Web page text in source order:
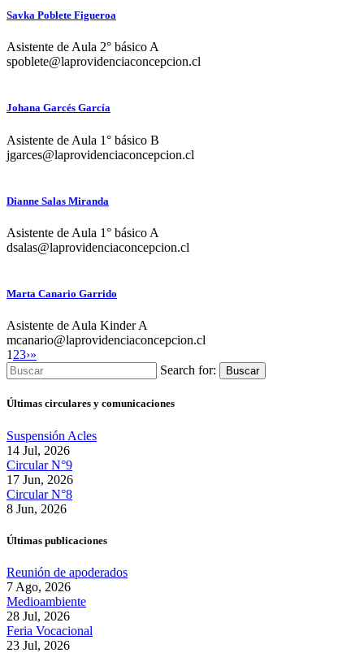
Savka Poblete Figueroa
Asistente de Aula 2° básico A
spoblete@laprovidenciaconcepcion.cl
Johana Garcés García
Asistente de Aula 1° básico B
jgarces@laprovidenciaconcepcion.cl
Dianne Salas Miranda
Asistente de Aula 1° básico A
dsalas@laprovidenciaconcepcion.cl
Marta Canario Garrido
Asistente de Aula Kinder A
mcanario@laprovidenciaconcepcion.cl
1 23›»
Search for:
Buscar
Últimas circulares y comunicaciones
Suspensión Acles
14 Jul, 2026
Circular N°9
17 Jun, 2026
Circular N°8
8 Jun, 2026
Últimas publicaciones
Reunión de apoderados
7 Ago, 2026
Medioambiente
28 Jul, 2026
Feria Vocacional
23 Jul, 2026